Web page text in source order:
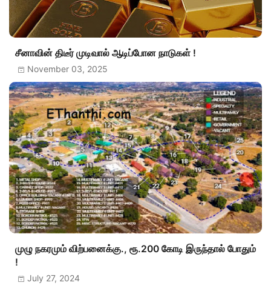
சீனாவின் திடீர் முடிவால் ஆடிப்போன நாடுகள் !
November 03, 2025
முழு நகரமும் விற்பனைக்கு., ரூ.200 கோடி இருந்தால் போதும்
!
July 27, 2024